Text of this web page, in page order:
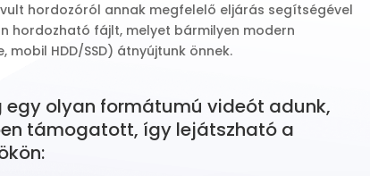
hordozóról annak megfelelő eljárás segítségével
hordozható fájlt, melyet bármilyen modern
HDD/SSD) átnyújtunk önnek.
egy olyan formátumú videót adunk,
támogatott, így lejátszható a